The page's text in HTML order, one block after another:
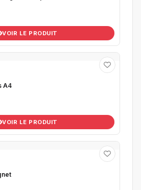
VOIR LE PRODUIT
A4
VOIR LE PRODUIT